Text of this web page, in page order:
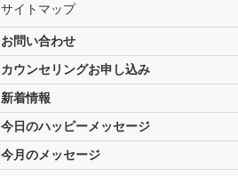
サイトマップ
お問い合わせ
カウンセリングお申し込み
新着情報
今日のハッピーメッセージ
今月のメッセージ